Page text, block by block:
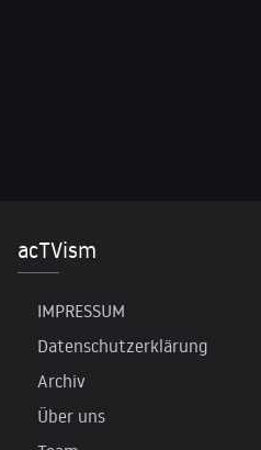
acTVism
IMPRESSUM
Datenschutzerklärung
Archiv
Über uns